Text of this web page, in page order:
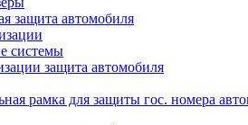
защита автомобиля
системы
защита автомобиля
рамка для защиты гос. номера